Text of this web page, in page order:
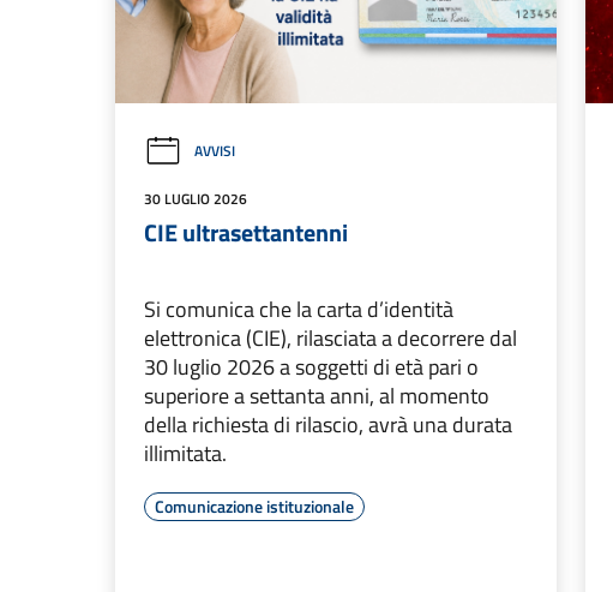
AVVISI
30 LUGLIO 2026
CIE ultrasettantenni
Si comunica che la carta d’identità
elettronica (CIE), rilasciata a decorrere dal
30 luglio 2026 a soggetti di età pari o
superiore a settanta anni, al momento
della richiesta di rilascio, avrà una durata
illimitata.
Comunicazione istituzionale